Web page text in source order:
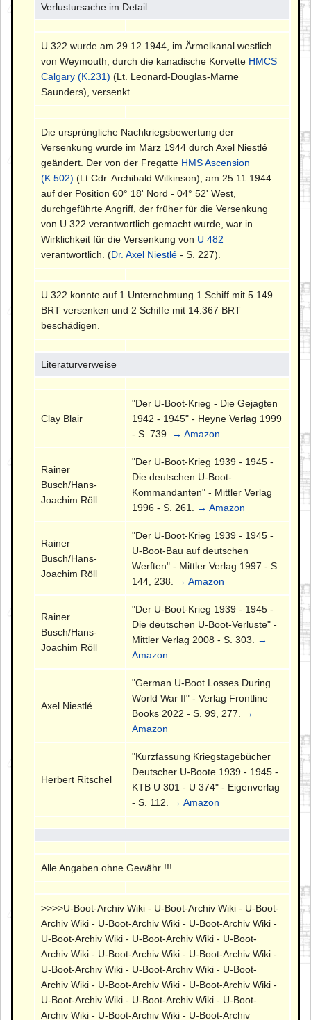
Verlustursache im Detail
U 322 wurde am 29.12.1944, im Ärmelkanal westlich
von Weymouth, durch die kanadische Korvette HMCS
Calgary (K.231) (Lt. Leonard-Douglas-Marne
Saunders), versenkt.
Die ursprüngliche Nachkriegsbewertung der
Versenkung wurde im März 1944 durch Axel Niestlé
geändert. Der von der Fregatte HMS Ascension
(K.502) (Lt.Cdr. Archibald Wilkinson), am 25.11.1944
auf der Position 60° 18' Nord - 04° 52' West,
durchgeführte Angriff, der früher für die Versenkung
von U 322 verantwortlich gemacht wurde, war in
Wirklichkeit für die Versenkung von U 482
verantwortlich. (Dr. Axel Niestlé - S. 227).
U 322 konnte auf 1 Unternehmung 1 Schiff mit 5.149
BRT versenken und 2 Schiffe mit 14.367 BRT
beschädigen.
Literaturverweise
Clay Blair
"Der U-Boot-Krieg - Die Gejagten
1942 - 1945" - Heyne Verlag 1999
- S. 739.
→ Amazon
Rainer
Busch/Hans-
Joachim Röll
"Der U-Boot-Krieg 1939 - 1945 -
Die deutschen U-Boot-
Kommandanten" - Mittler Verlag
1996 - S. 261.
→ Amazon
Rainer
Busch/Hans-
Joachim Röll
"Der U-Boot-Krieg 1939 - 1945 -
U-Boot-Bau auf deutschen
Werften" - Mittler Verlag 1997 - S.
144, 238.
→ Amazon
Rainer
Busch/Hans-
Joachim Röll
"Der U-Boot-Krieg 1939 - 1945 -
Die deutschen U-Boot-Verluste" -
Mittler Verlag 2008 - S. 303.
→
Amazon
Axel Niestlé
"German U-Boot Losses During
World War II" - Verlag Frontline
Books 2022 - S. 99, 277.
→
Amazon
Herbert Ritschel
"Kurzfassung Kriegstagebücher
Deutscher U-Boote 1939 - 1945 -
KTB U 301 - U 374" - Eigenverlag
- S. 112.
→ Amazon
Alle Angaben ohne Gewähr !!!
>>>>U-Boot-Archiv Wiki - U-Boot-Archiv Wiki - U-Boot-
Archiv Wiki - U-Boot-Archiv Wiki - U-Boot-Archiv Wiki -
U-Boot-Archiv Wiki - U-Boot-Archiv Wiki - U-Boot-
Archiv Wiki - U-Boot-Archiv Wiki - U-Boot-Archiv Wiki -
U-Boot-Archiv Wiki - U-Boot-Archiv Wiki - U-Boot-
Archiv Wiki - U-Boot-Archiv Wiki - U-Boot-Archiv Wiki -
U-Boot-Archiv Wiki - U-Boot-Archiv Wiki - U-Boot-
Archiv Wiki - U-Boot-Archiv Wiki - U-Boot-Archiv